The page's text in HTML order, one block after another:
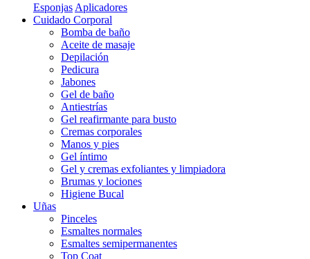
Esponjas Aplicadores
Cuidado Corporal
Bomba de baño
Aceite de masaje
Depilación
Pedicura
Jabones
Gel de baño
Antiestrías
Gel reafirmante para busto
Cremas corporales
Manos y pies
Gel íntimo
Gel y cremas exfoliantes y limpiadora
Brumas y lociones
Higiene Bucal
Uñas
Pinceles
Esmaltes normales
Esmaltes semipermanentes
Top Coat